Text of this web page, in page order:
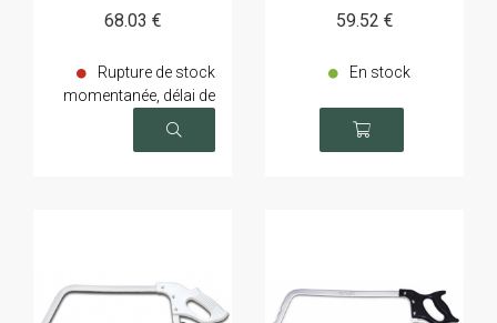
68.03 €
Rupture de stock
momentanée, délai de
livraison sur demande
59.52 €
En stock